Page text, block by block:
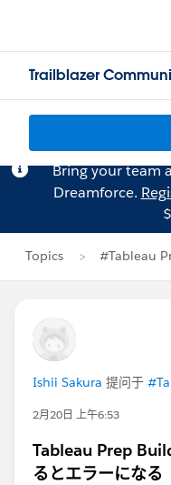
Trailblazer
Bring your team
Dreamforce.
Topics #Tableau
Ishii Sakura 提问于
2月20日 上午6:53
Tableau Prep
るとエラーになる